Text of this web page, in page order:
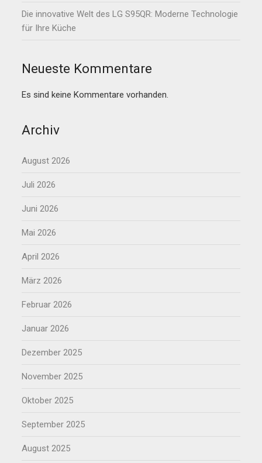
Die innovative Welt des LG S95QR: Moderne Technologie
für Ihre Küche
Neueste Kommentare
Es sind keine Kommentare vorhanden.
Archiv
August 2026
Juli 2026
Juni 2026
Mai 2026
April 2026
März 2026
Februar 2026
Januar 2026
Dezember 2025
November 2025
Oktober 2025
September 2025
August 2025